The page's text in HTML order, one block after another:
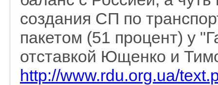
создания СП по
пакетом (51 процент) у
отставкой Ющенко и
http://www.rdu.org.ua/